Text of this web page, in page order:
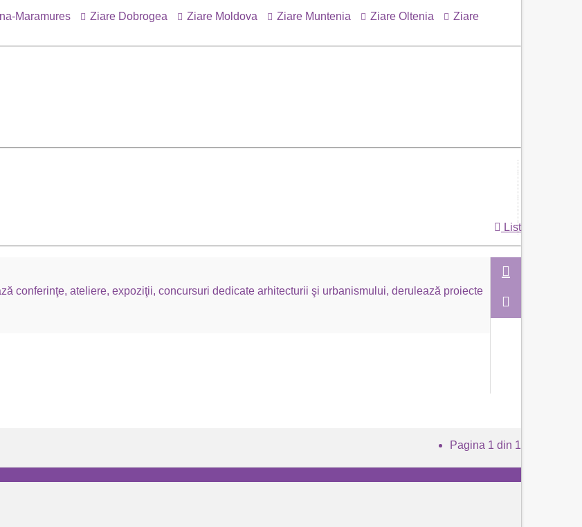
Maramures Ziare Dobrogea Ziare Moldova Ziare Muntenia Ziare Oltenia
Ziare
List
conferinţe, ateliere, expoziţii, concursuri dedicate arhitecturii şi urbanismului, derulează proiecte
Pagina 1 din 1